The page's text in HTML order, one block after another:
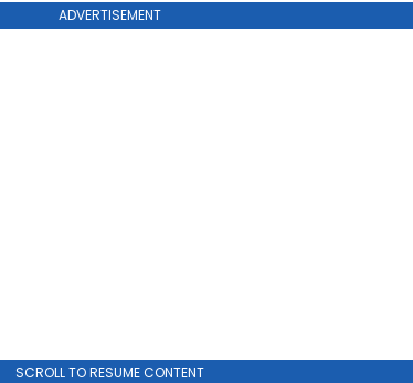
ADVERTISEMENT
SCROLL TO RESUME CONTENT